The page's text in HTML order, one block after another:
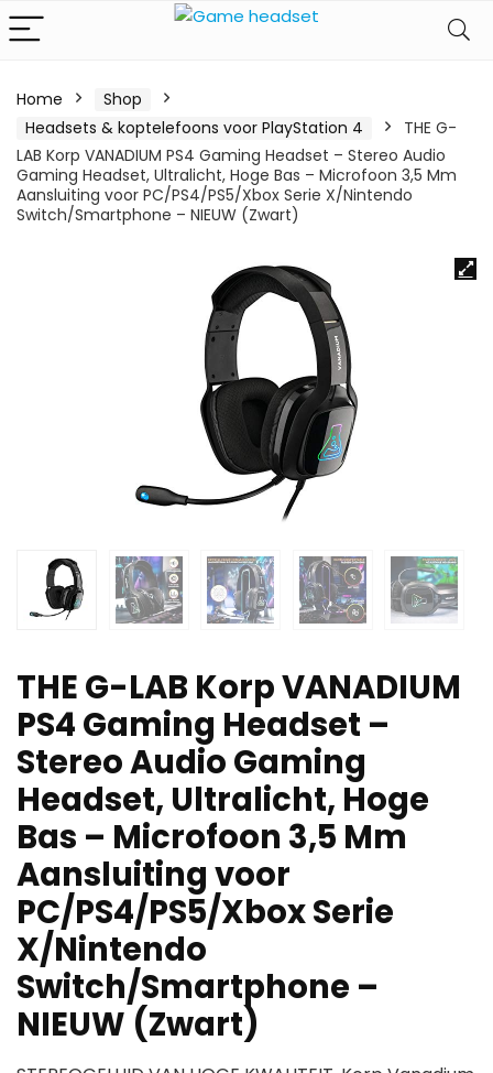
Home
Shop
Headsets & koptelefoons voor PlayStation 4
THE G-
LAB Korp VANADIUM PS4 Gaming Headset – Stereo Audio
Gaming Headset, Ultralicht, Hoge Bas – Microfoon 3,5 Mm
Aansluiting voor PC/PS4/PS5/Xbox Serie X/Nintendo
Switch/Smartphone – NIEUW (Zwart)
THE G-LAB Korp VANADIUM
PS4 Gaming Headset –
Stereo Audio Gaming
Headset, Ultralicht, Hoge
Bas – Microfoon 3,5 Mm
Aansluiting voor
PC/PS4/PS5/Xbox Serie
X/Nintendo
Switch/Smartphone –
NIEUW (Zwart)